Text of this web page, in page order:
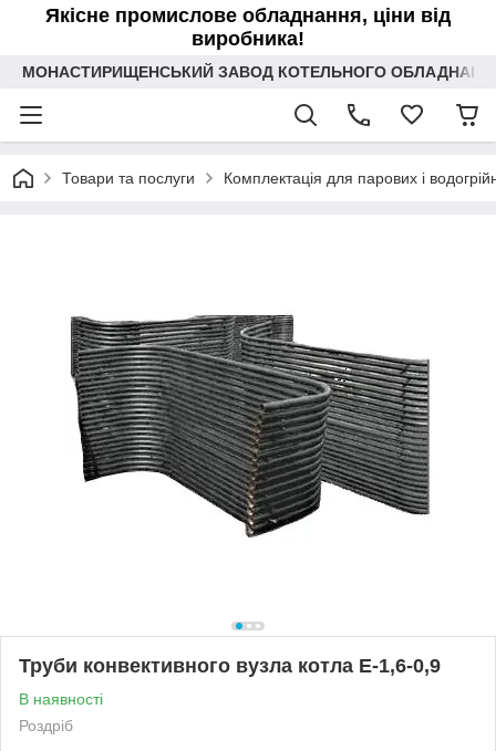
Якісне промислове обладнання, ціни від
виробника!
МОНАСТИРИЩЕНСЬКИЙ ЗАВОД КОТЕЛЬНОГО
Товари та послуги Комплектація для парових і
Труби конвективного вузла котла Е-1,6-0,9
В наявності
Роздріб